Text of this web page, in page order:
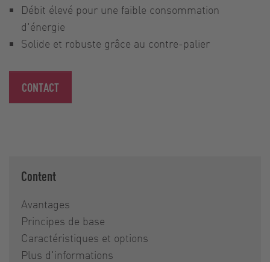
Débit élevé pour une faible consommation
d'énergie
Solide et robuste grâce au contre-palier
CONTACT
Content
Avantages
Principes de base
Caractéristiques et options
Plus d'informations